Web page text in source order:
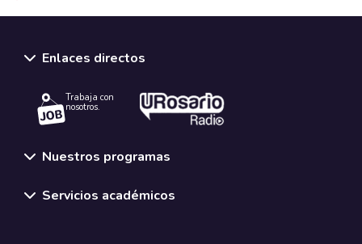
Enlaces directos
Trabaja con
nosotros.
Nuestros programas
Servicios académicos